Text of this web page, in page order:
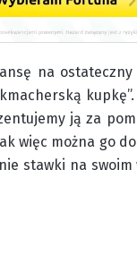
na
kupkę”.
ją za
więc można go
stawki na swoim